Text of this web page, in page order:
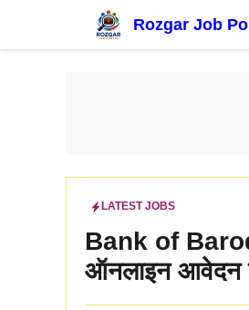
content
Rozgar Job
LATEST JOBS
Bank of
ऑनलाइन